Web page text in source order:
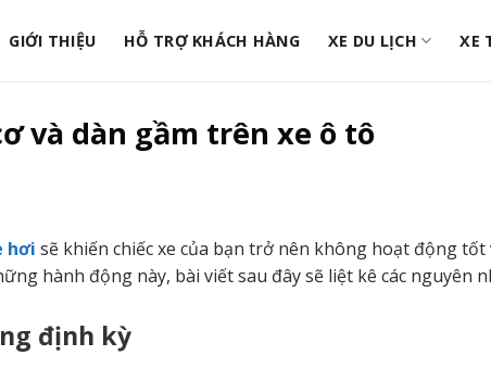
GIỚI THIỆU HỖ TRỢ KHÁCH HÀNG XE DU LỊCH XE
và dàn gầm trên xe ô tô
hơi sẽ khiến chiếc xe của bạn trở nên không hoạt động tốt
hành động này, bài viết sau đây sẽ liệt kê các nguyên
định kỳ